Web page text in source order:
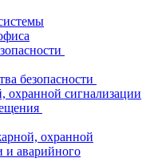
безопасности
сигнализации
охранной
и аварийного